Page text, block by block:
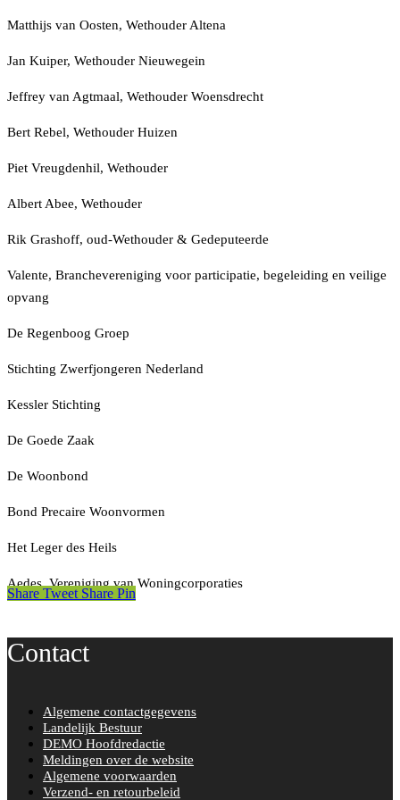
Matthijs van Oosten, Wethouder Altena
Jan Kuiper, Wethouder Nieuwegein
Jeffrey van Agtmaal, Wethouder Woensdrecht
Bert Rebel, Wethouder Huizen
Piet Vreugdenhil, Wethouder
Albert Abee, Wethouder
Rik Grashoff, oud-Wethouder & Gedeputeerde
Valente, Branchevereniging voor participatie, begeleiding en veilige
opvang
De Regenboog Groep
Stichting Zwerfjongeren Nederland
Kessler Stichting
De Goede Zaak
De Woonbond
Bond Precaire Woonvormen
Het Leger des Heils
Aedes, Vereniging van Woningcorporaties
Share Tweet Share Pin
Contact
Algemene contactgegevens
Landelijk Bestuur
DEMO Hoofdredactie
Meldingen over de website
Algemene voorwaarden
Verzend- en retourbeleid